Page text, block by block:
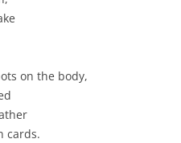
on the body,
cards.